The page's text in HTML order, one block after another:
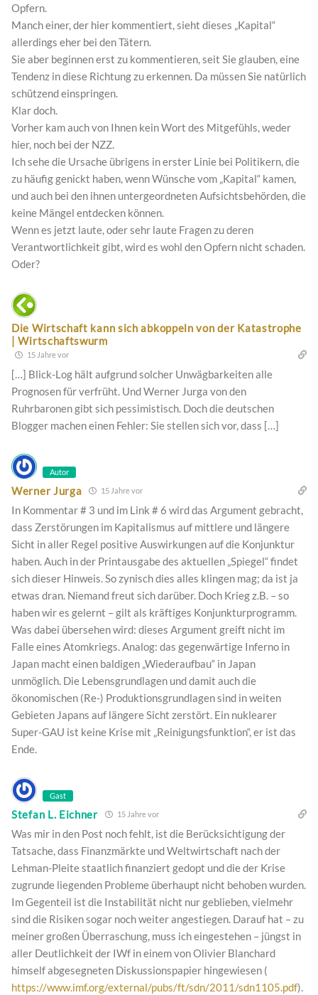
Opfern.
Manch einer, der hier kommentiert, sieht dieses „Kapital“
allerdings eher bei den Tätern.
Sie aber beginnen erst zu kommentieren, seit Sie glauben, eine
Tendenz in diese Richtung zu erkennen. Da müssen Sie natürlich
schützend einspringen.
Klar doch.
Vorher kam auch von Ihnen kein Wort des Mitgefühls, weder
hier, noch bei der NZZ.
Ich sehe die Ursache übrigens in erster Linie bei Politikern, die
zu häufig genickt haben, wenn Wünsche vom „Kapital“ kamen,
und auch bei den ihnen untergeordneten Aufsichtsbehörden, die
keine Mängel entdecken können.
Wenn es jetzt laute, oder sehr laute Fragen zu deren
Verantwortlichkeit gibt, wird es wohl den Opfern nicht schaden.
Oder?
Die Wirtschaft kann sich abkoppeln von der Katastrophe
| Wirtschaftswurm
15 Jahre vor
[…] Blick-Log hält aufgrund solcher Unwägbarkeiten alle
Prognosen für verfrüht. Und Werner Jurga von den
Ruhrbaronen gibt sich pessimistisch. Doch die deutschen
Blogger machen einen Fehler: Sie stellen sich vor, dass […]
Autor
Werner Jurga 15 Jahre vor
In Kommentar # 3 und im Link # 6 wird das Argument gebracht,
dass Zerstörungen im Kapitalismus auf mittlere und längere
Sicht in aller Regel positive Auswirkungen auf die Konjunktur
haben. Auch in der Printausgabe des aktuellen „Spiegel“ findet
sich dieser Hinweis. So zynisch dies alles klingen mag; da ist ja
etwas dran. Niemand freut sich darüber. Doch Krieg z.B. – so
haben wir es gelernt – gilt als kräftiges Konjunkturprogramm.
Was dabei übersehen wird: dieses Argument greift nicht im
Falle eines Atomkriegs. Analog: das gegenwärtige Inferno in
Japan macht einen baldigen „Wiederaufbau“ in Japan
unmöglich. Die Lebensgrundlagen und damit auch die
ökonomischen (Re-) Produktionsgrundlagen sind in weiten
Gebieten Japans auf längere Sicht zerstört. Ein nuklearer
Super-GAU ist keine Krise mit „Reinigungsfunktion“, er ist das
Ende.
Gast
Stefan L. Eichner 15 Jahre vor
Was mir in den Post noch fehlt, ist die Berücksichtigung der
Tatsache, dass Finanzmärkte und Weltwirtschaft nach der
Lehman-Pleite staatlich finanziert gedopt und die der Krise
zugrunde liegenden Probleme überhaupt nicht behoben wurden.
Im Gegenteil ist die Instabilität nicht nur geblieben, vielmehr
sind die Risiken sogar noch weiter angestiegen. Darauf hat – zu
meiner großen Überraschung, muss ich eingestehen – jüngst in
aller Deutlichkeit der IWf in einem von Olivier Blanchard
himself abgesegneten Diskussionspapier hingewiesen (
https://www.imf.org/external/pubs/ft/sdn/2011/sdn1105.pdf).